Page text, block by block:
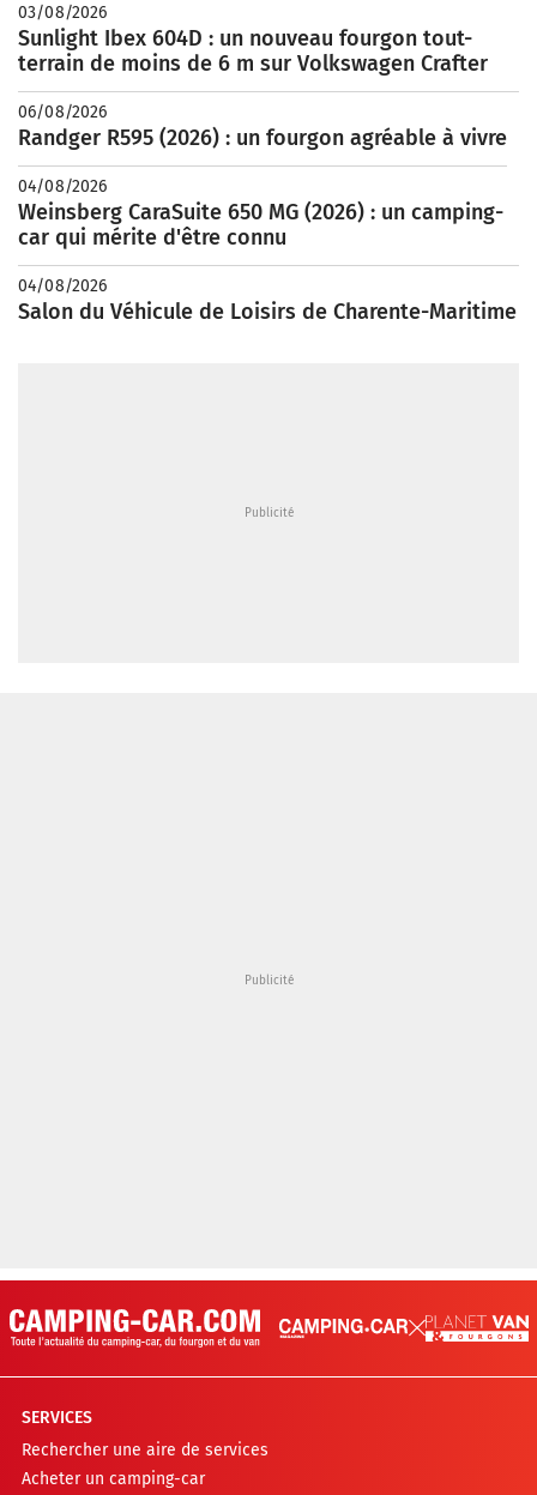
03/08/2026
Sunlight Ibex 604D : un nouveau fourgon tout-
terrain de moins de 6 m sur Volkswagen Crafter
06/08/2026
Randger R595 (2026) : un fourgon agréable à vivre
04/08/2026
Weinsberg CaraSuite 650 MG (2026) : un camping-
car qui mérite d'être connu
04/08/2026
Salon du Véhicule de Loisirs de Charente-Maritime
SERVICES
Rechercher une aire de services
Acheter un camping-car